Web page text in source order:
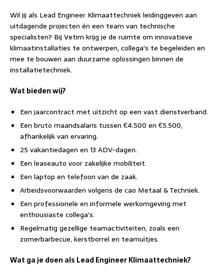
Wil jij als Lead Engineer Klimaattechniek leidinggeven aan
uitdagende projecten én een team van technische
specialisten? Bij Vetim krijg je de ruimte om innovatieve
klimaatinstallaties te ontwerpen, collega's te begeleiden en
mee te bouwen aan duurzame oplossingen binnen de
installatietechniek.
Wat bieden wij?
Een jaarcontract met uitzicht op een vast dienstverband.
Een bruto maandsalaris tussen €4.500 en €5.500,
afhankelijk van ervaring.
25 vakantiedagen en 13 ADV-dagen.
Een leaseauto voor zakelijke mobiliteit.
Een laptop en telefoon van de zaak.
Arbeidsvoorwaarden volgens de cao Metaal & Techniek.
Een professionele en informele werkomgeving met
enthousiaste collega's.
Regelmatig gezellige teamactiviteiten, zoals een
zomerbarbecue, kerstborrel en teamuitjes.
Wat ga je doen als Lead Engineer Klimaattechniek?